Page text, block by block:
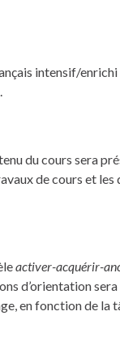
intensif/enrichi
du cours sera
de cours et les
activer-acquérir-
d’orientation
en fonction de la